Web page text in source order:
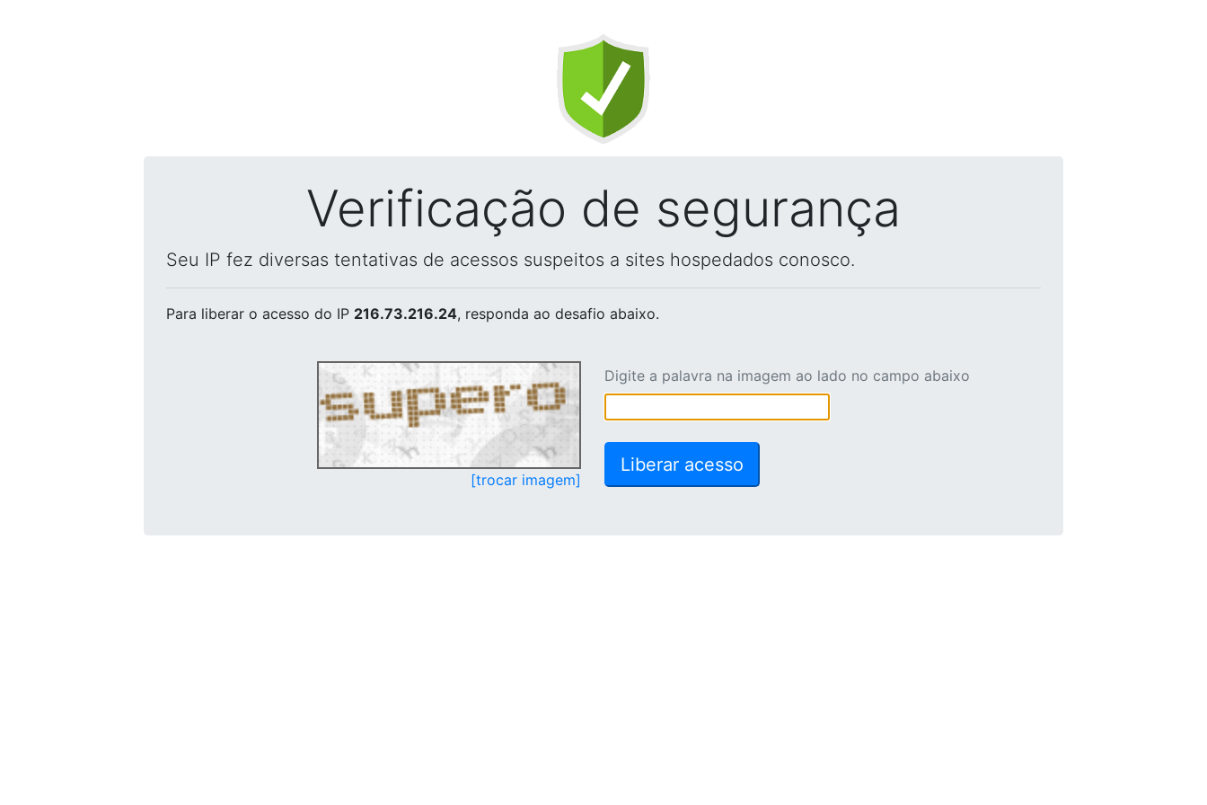
Verificação de segurança
Seu IP fez diversas tentativas de acessos suspeitos a sites hospedados conosco.
Para liberar o acesso do IP 216.73.216.24, responda ao desafio abaixo.
[trocar imagem]
Digite a palavra na imagem ao lado no campo abaixo